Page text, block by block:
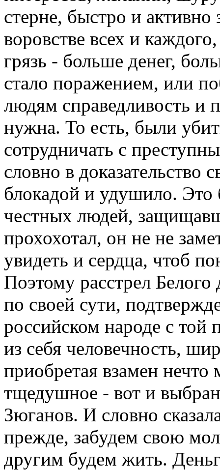
стерне, быстро и
воровстве всех и
грязь - больше денег,
стало поражением, или
людям справедливость и
нужна. То есть, были
сотрудничать с
словно в доказательство
блокадой и удушило.
честных людей,
прохохотал, он не не
увидеть и сердца, чтоб
Поэтому расстрел
по своей сути,
российском народе с той
из себя человечность,
приобретая взамен нечто
тщедушное - вот и
Зюганов. И словно
прежде, забудем свою
другим будем жить.